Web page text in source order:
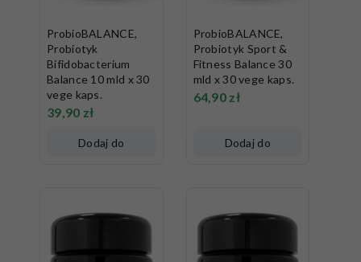
ProbioBALANCE,
Probiotyk
Bifidobacterium
Balance 10 mld x 30
vege kaps.
39,90 zł
Dodaj do
ProbioBALANCE,
Probiotyk Sport &
Fitness Balance 30
mld x 30 vege kaps.
64,90 zł
Dodaj do